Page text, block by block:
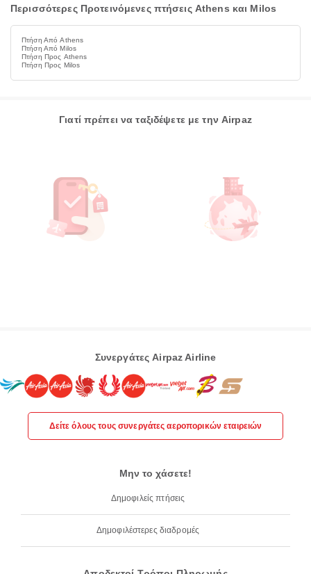
Περισσότερες Προτεινόμενες πτήσεις Athens και Milos
Πτήση Από Athens
Πτήση Από Milos
Πτήση Προς Athens
Πτήση Προς Milos
Γιατί πρέπει να ταξιδέψετε με την Airpaz
Συνεργάτες Airpaz Airline
Δείτε όλους τους συνεργάτες αεροπορικών εταιρειών
Μην το χάσετε!
Δημοφιλείς πτήσεις
Δημοφιλέστερες διαδρομές